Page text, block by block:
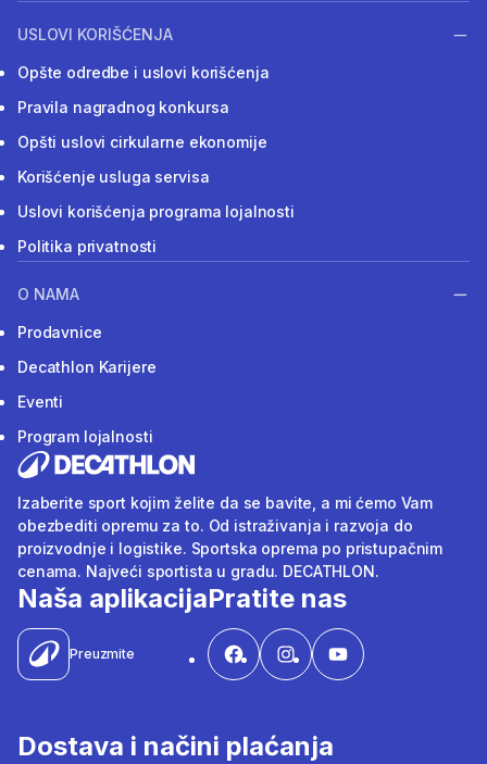
USLOVI KORIŠĆENJA
Opšte odredbe i uslovi korišćenja
Pravila nagradnog konkursa
Opšti uslovi cirkularne ekonomije
Korišćenje usluga servisa
Uslovi korišćenja programa lojalnosti
Politika privatnosti
O NAMA
Prodavnice
Decathlon Karijere
Eventi
Program lojalnosti
Izaberite sport kojim želite da se bavite, a mi ćemo Vam
obezbediti opremu za to. Od istraživanja i razvoja do
proizvodnje i logistike. Sportska oprema po pristupačnim
cenama. Najveći sportista u gradu. DECATHLON.
Naša aplikacija
Preuzmite
Pratite nas
Dostava i načini plaćanja